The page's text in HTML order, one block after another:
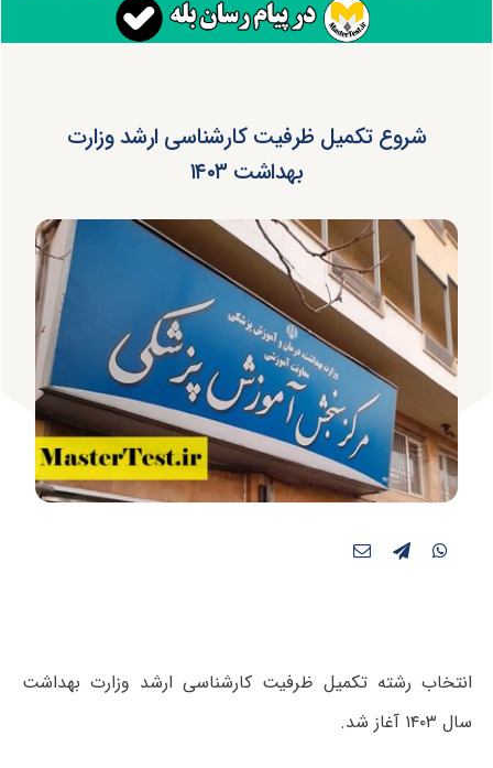
شروع تکمیل ظرفیت کارشناسی ارشد وزارت
بهداشت ۱۴۰۳
انتخاب رشته تکمیل ظرفیت کارشناسی ارشد وزارت بهداشت
سال ۱۴۰۳ آغاز شد.